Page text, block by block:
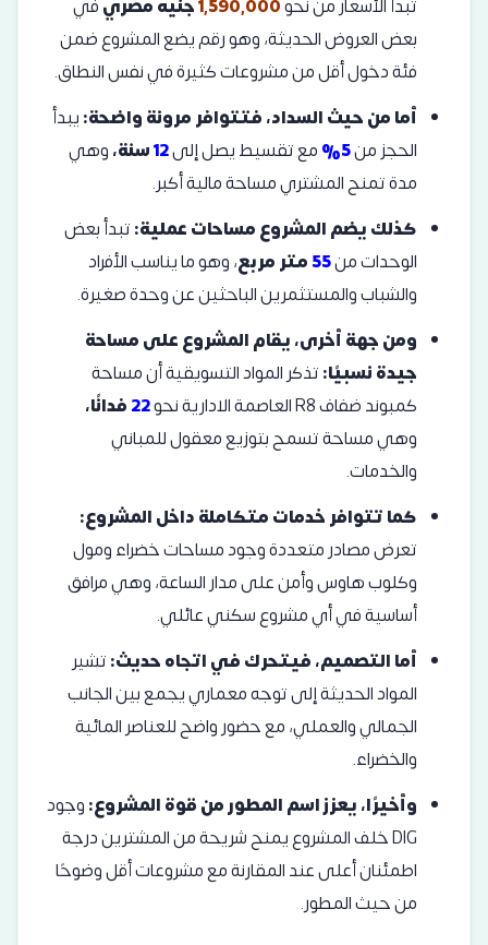
تبدأ الأسعار من نحو1,590,000جنيه مصريفي
بعض العروض الحديثة، وهو رقم يضع المشروع ضمن
فئة دخول أقل من مشروعات كثيرة في نفس النطاق.
أما من حيث السداد، فتتوافر مرونة واضحة:يبدأ
الحجز من5% مع تقسيط يصل إلى12سنة،وهي
مدة تمنح المشتري مساحة مالية أكبر.
كذلك يضم المشروع مساحات عملية:تبدأ بعض
الوحدات من55متر مربع، وهو ما يناسب الأفراد
والشباب والمستثمرين الباحثين عن وحدة صغيرة.
ومن جهة أخرى، يقام المشروع على مساحة
جيدة نسبيًا:تذكر المواد التسويقية أن مساحة
كمبوند ضفاف R8 العاصمة الادارية نحو
22فدانًا،
وهي مساحة تسمح بتوزيع معقول للمباني
والخدمات.
كما تتوافر خدمات متكاملة داخل المشروع:
تعرض مصادر متعددة وجود مساحات خضراء ومول
وكلوب هاوس وأمن على مدار الساعة، وهي مرافق
أساسية في أي مشروع سكني عائلي.
أما التصميم، فيتحرك في اتجاه حديث:تشير
المواد الحديثة إلى توجه معماري يجمع بين الجانب
الجمالي والعملي، مع حضور واضح للعناصر المائية
والخضراء.
وأخيرًا، يعزز اسم المطور من قوة المشروع:وجود
DIG خلف المشروع يمنح شريحة من المشترين درجة
اطمئنان أعلى عند المقارنة مع مشروعات أقل وضوحًا
من حيث المطور.